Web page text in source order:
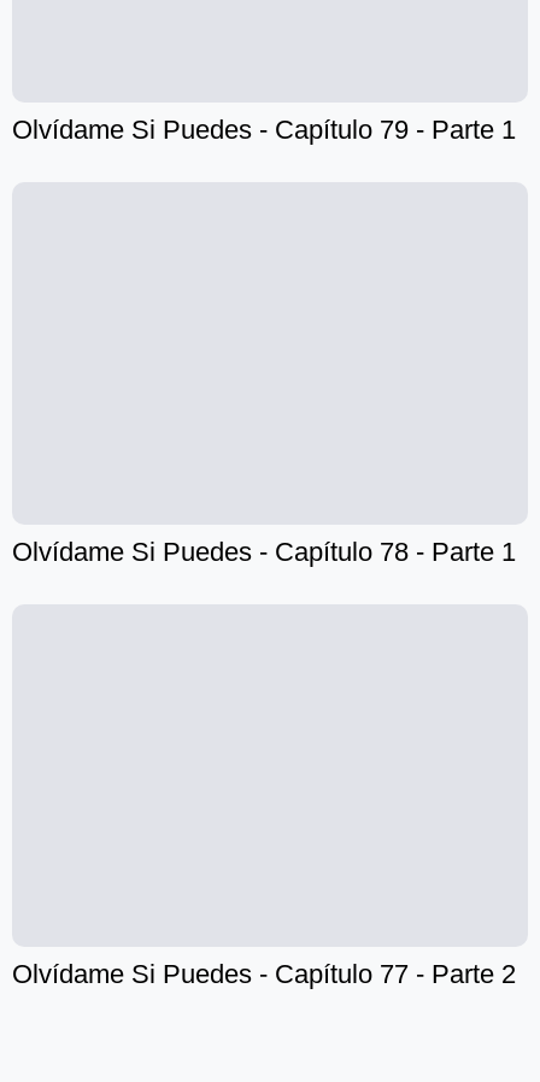
Olvídame Si Puedes - Capítulo 79 - Parte 1
Olvídame Si Puedes - Capítulo 78 - Parte 1
Olvídame Si Puedes - Capítulo 77 - Parte 2